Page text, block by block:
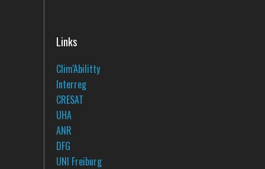
Links
Clim'Abilitty
Interreg
CRESAT
UHA
ANR
DFG
UNI Freiburg